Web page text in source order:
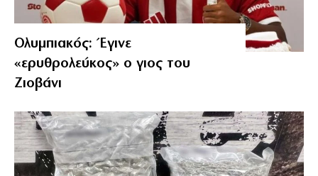
Ολυμπιακός: Έγινε
«ερυθρολεύκος» ο γιος του
Ζιοβάνι